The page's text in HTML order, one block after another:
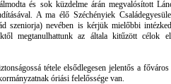
és sok küzdelme árán megvalósított
A ma élő Széchényiek
szeniorja) nevében is kérjük mielőbbi
megtanulhattunk az általa kitűzött célok
tétele elsődlegesen jelentős a főváros
óriási felelőssége van.